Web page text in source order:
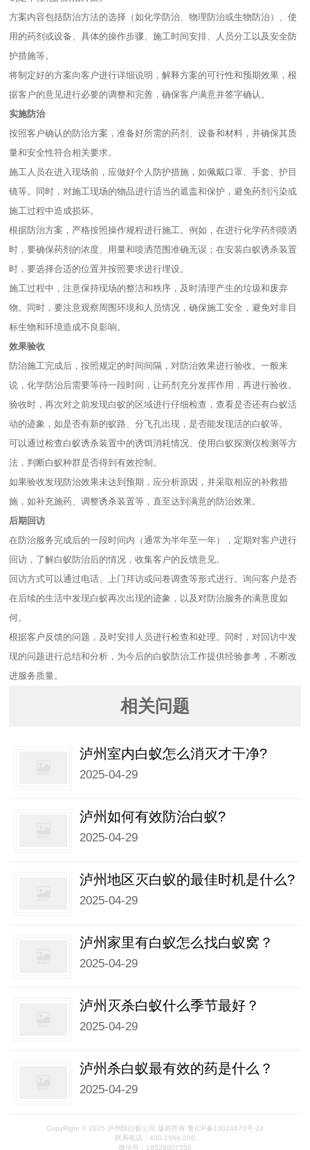
方案内容包括防治方法的选择（如化学防治、物理防治或生物防治）、使
用的药剂或设备、具体的操作步骤、施工时间安排、人员分工以及安全防
护措施等。
将制定好的方案向客户进行详细说明，解释方案的可行性和预期效果，根
据客户的意见进行必要的调整和完善，确保客户满意并签字确认。
实施防治
按照客户确认的防治方案，准备好所需的药剂、设备和材料，并确保其质
量和安全性符合相关要求。
施工人员在进入现场前，应做好个人防护措施，如佩戴口罩、手套、护目
镜等。同时，对施工现场的物品进行适当的遮盖和保护，避免药剂污染或
施工过程中造成损坏。
根据防治方案，严格按照操作规程进行施工。例如，在进行化学药剂喷洒
时，要确保药剂的浓度、用量和喷洒范围准确无误；在安装白蚁诱杀装置
时，要选择合适的位置并按照要求进行埋设。
施工过程中，注意保持现场的整洁和秩序，及时清理产生的垃圾和废弃
物。同时，要注意观察周围环境和人员情况，确保施工安全，避免对非目
标生物和环境造成不良影响。
效果验收
防治施工完成后，按照规定的时间间隔，对防治效果进行验收。一般来
说，化学防治后需要等待一段时间，让药剂充分发挥作用，再进行验收。
验收时，再次对之前发现白蚁的区域进行仔细检查，查看是否还有白蚁活
动的迹象，如是否有新的蚁路、分飞孔出现，是否能发现活的白蚁等。
可以通过检查白蚁诱杀装置中的诱饵消耗情况、使用白蚁探测仪检测等方
法，判断白蚁种群是否得到有效控制。
如果验收发现防治效果未达到预期，应分析原因，并采取相应的补救措
施，如补充施药、调整诱杀装置等，直至达到满意的防治效果。
后期回访
在防治服务完成后的一段时间内（通常为半年至一年），定期对客户进行
回访，了解白蚁防治后的情况，收集客户的反馈意见。
回访方式可以通过电话、上门拜访或问卷调查等形式进行。询问客户是否
在后续的生活中发现白蚁再次出现的迹象，以及对防治服务的满意度如
何。
根据客户反馈的问题，及时安排人员进行检查和处理。同时，对回访中发
现的问题进行总结和分析，为今后的白蚁防治工作提供经验参考，不断改
进服务质量。
相关问题
泸州室内白蚁怎么消灭才干净?
2025-04-29
泸州如何有效防治白蚁?
2025-04-29
泸州地区灭白蚁的最佳时机是什么?
2025-04-29
泸州家里有白蚁怎么找白蚁窝？
2025-04-29
泸州灭杀白蚁什么季节最好？
2025-04-29
泸州杀白蚁最有效的药是什么？
2025-04-29
CopyRight © 2025 泸州除白蚁公司 版权所有 鲁ICP备13024870号-24
联系电话：400-1566-200
微信号：19528007550